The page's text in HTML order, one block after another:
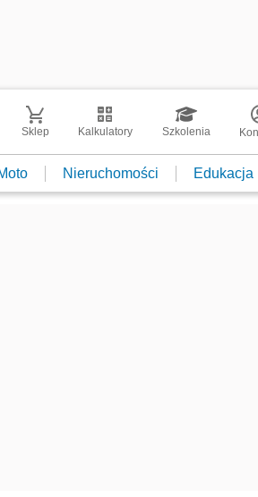
Sklep Kalkulatory Szkolenia
Nieruchomości Edukacja